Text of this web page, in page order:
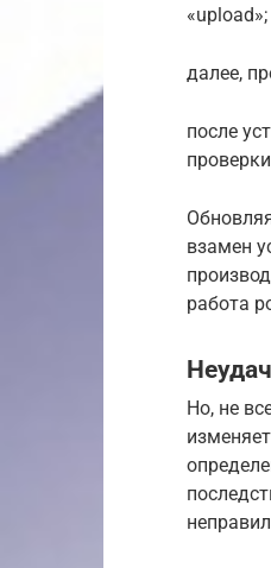
«upload»;
далее,
после
взамен
работа
Но, не